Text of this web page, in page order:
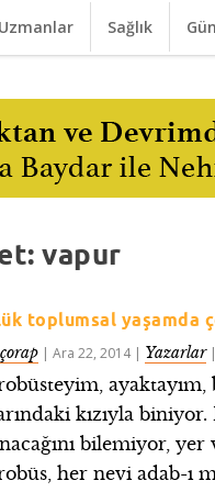
Uzmanlar Sağlık
vapur
toplumsal yaşamda
|Ara 22, 2014| Yazarlar|
ayaktayım,
kızıyla biniyor.
bilemiyor, yer
her nevi adab-ı